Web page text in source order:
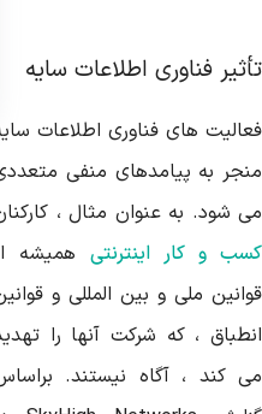
فناوری اطلاعات سایه
های فناوری اطلاعات سایه
به پیامدهای منفی متعددی
شود. به عنوان مثال ، کارکنان
و کار اینترنتیهمیشه از
ملی و بین المللی و قوانین
، که شرکت آنها را تهدید
کند ، آگاه نیستند. براساس